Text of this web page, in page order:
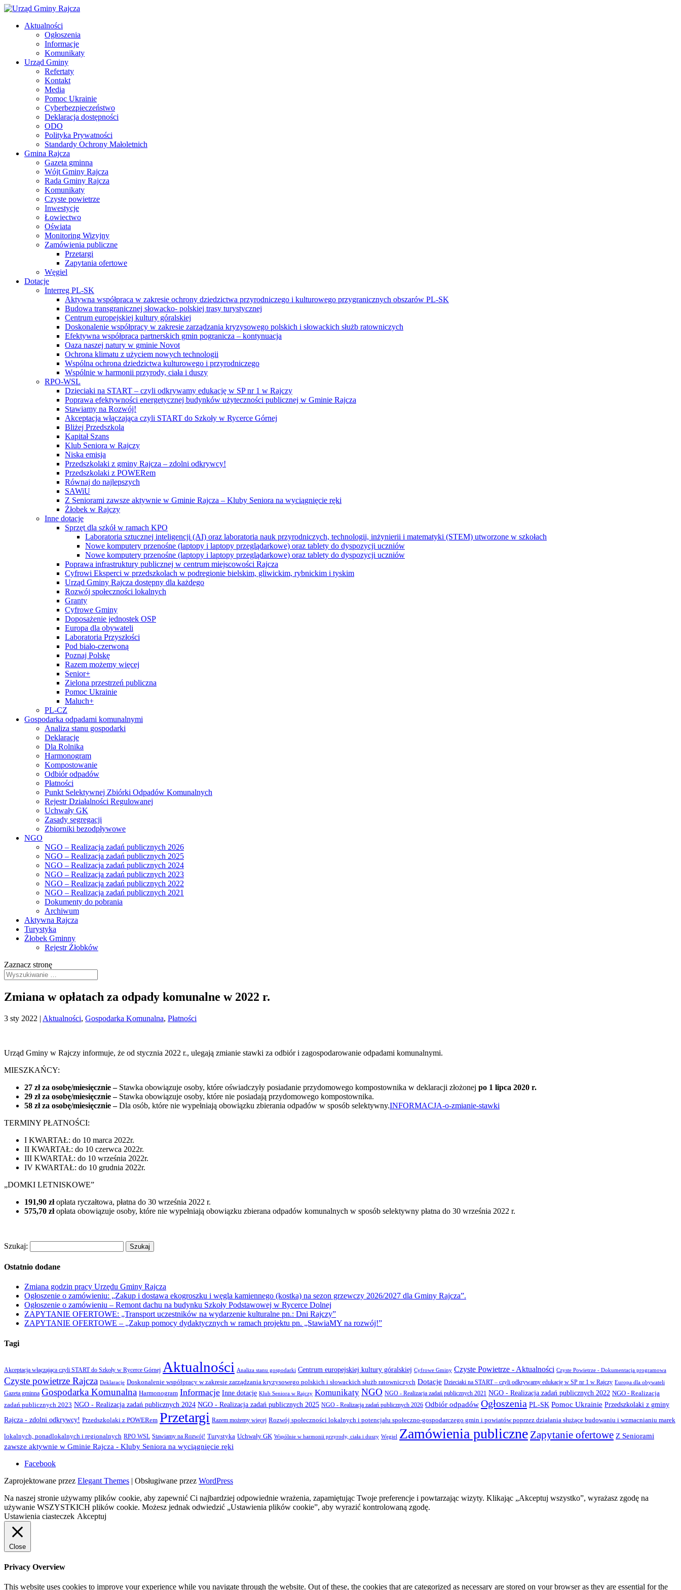
Aktualności
Ogłoszenia
Informacje
Komunikaty
Urząd Gminy
Refertaty
Kontakt
Media
Pomoc Ukrainie
Cyberbezpieczeństwo
Deklaracja dostępności
ODO
Polityka Prywatności
Standardy Ochrony Małoletnich
Gmina Rajcza
Gazeta gminna
Wójt Gminy Rajcza
Rada Gminy Rajcza
Komunikaty
Czyste powietrze
Inwestycje
Łowiectwo
Oświata
Monitoring Wizyjny
Zamówienia publiczne
Przetargi
Zapytania ofertowe
Węgiel
Dotacje
Interreg PL-SK
Aktywna współpraca w zakresie ochrony dziedzictwa przyrodniczego i kulturowego przygranicznych obszarów PL-SK
Budowa transgranicznej słowacko- polskiej trasy turystycznej
Centrum europejskiej kultury góralskiej
Doskonalenie współpracy w zakresie zarządzania kryzysowego polskich i słowackich służb ratowniczych
Efektywna współpraca partnerskich gmin pogranicza – kontynuacja
Oaza naszej natury w gminie Novot
Ochrona klimatu z użyciem nowych technologii
Wspólna ochrona dziedzictwa kulturowego i przyrodniczego
Wspólnie w harmonii przyrody, ciała i duszy
RPO-WSL
Dzieciaki na START – czyli odkrywamy edukację w SP nr 1 w Rajczy
Poprawa efektywności energetycznej budynków użyteczności publicznej w Gminie Rajcza
Stawiamy na Rozwój!
Akceptacja włączająca czyli START do Szkoły w Rycerce Górnej
Bliżej Przedszkola
Kapitał Szans
Klub Seniora w Rajczy
Niska emisja
Przedszkolaki z gminy Rajcza – zdolni odkrywcy!
Przedszkolaki z POWERem
Równaj do najlepszych
SAWiU
Z Seniorami zawsze aktywnie w Gminie Rajcza – Kluby Seniora na wyciągnięcie ręki
Żłobek w Rajczy
Inne dotacje
Sprzęt dla szkół w ramach KPO
Laboratoria sztucznej inteligencji (AI) oraz laboratoria nauk przyrodniczych, technologii, inżynierii i matematyki (STEM) utworzone w szkołach
Nowe komputery przenośne (laptopy i laptopy przeglądarkowe) oraz tablety do dyspozycji uczniów
Nowe komputery przenośne (laptopy i laptopy przeglądarkowe) oraz tablety do dyspozycji uczniów
Poprawa infrastruktury publicznej w centrum miejscowości Rajcza
Cyfrowi Eksperci w przedszkolach w podregionie bielskim, gliwickim, rybnickim i tyskim
Urząd Gminy Rajcza dostępny dla każdego
Rozwój społeczności lokalnych
Granty
Cyfrowe Gminy
Doposażenie jednostek OSP
Europa dla obywateli
Laboratoria Przyszłości
Pod biało-czerwoną
Poznaj Polskę
Razem możemy więcej
Senior+
Zielona przestrzeń publiczna
Pomoc Ukrainie
Maluch+
PL-CZ
Gospodarka odpadami komunalnymi
Analiza stanu gospodarki
Deklaracje
Dla Rolnika
Harmonogram
Kompostowanie
Odbiór odpadów
Płatności
Punkt Selektywnej Zbiórki Odpadów Komunalnych
Rejestr Działalności Regulowanej
Uchwały GK
Zasady segregacji
Zbiorniki bezodpływowe
NGO
NGO – Realizacja zadań publicznych 2026
NGO – Realizacja zadań publicznych 2025
NGO – Realizacja zadań publicznych 2024
NGO – Realizacja zadań publicznych 2023
NGO – Realizacja zadań publicznych 2022
NGO – Realizacja zadań publicznych 2021
Dokumenty do pobrania
Archiwum
Aktywna Rajcza
Turystyka
Żłobek Gminny
Rejestr Żłobków
Zaznacz stronę
Zmiana w opłatach za odpady komunalne w 2022 r.
3 sty 2022 | Aktualności, Gospodarka Komunalna, Płatności
Urząd Gminy w Rajczy informuje, że od stycznia 2022 r., ulegają zmianie stawki za odbiór i zagospodarowanie odpadami komunalnymi.
MIESZKAŃCY:
27 zł za osobę/miesięcznie – Stawka obowiązuje osoby, które oświadczyły posiadanie przydomowego kompostownika w deklaracji złożonej po 1 lipca 2020 r.
29 zł za osobę/miesięcznie – Stawka obowiązuje osoby, które nie posiadają przydomowego kompostownika.
58 zł za osobę/miesięcznie –Dla osób, które nie wypełniają obowiązku zbierania odpadów w sposób selektywny.INFORMACJA-o-zmianie-stawki
TERMINY PŁATNOŚCI:
I KWARTAŁ: do 10 marca 2022r.
II KWARTAŁ: do 10 czerwca 2022r.
III KWARTAŁ: do 10 września 2022r.
IV KWARTAŁ: do 10 grudnia 2022r.
„DOMKI LETNISKOWE”
191,90 złopłata ryczałtowa, płatna do 30 września 2022 r.
575,70 złopłata obowiązuje osoby, które nie wypełniają obowiązku zbierana odpadów komunalnych w sposób selektywny płatna do 30 września 2022 r.
Szukaj:
Ostatnio dodane
Zmiana godzin pracy Urzędu Gminy Rajcza
Ogłoszenie o zamówieniu: „Zakup i dostawa ekogroszku i węgla kamiennego (kostka) na sezon grzewczy 2026/2027 dla Gminy Rajcza”.
Ogłoszenie o zamówieniu – Remont dachu na budynku Szkoły Podstawowej w Rycerce Dolnej
ZAPYTANIE OFERTOWE: „Transport uczestników na wydarzenie kulturalne pn.: Dni Rajczy”
ZAPYTANIE OFERTOWE – „Zakup pomocy dydaktycznych w ramach projektu pn. „StawiaMY na rozwój!”
Tagi
Akceptacja włączająca czyli START do Szkoły w Rycerce Górnej Aktualności Analiza stanu gospodarki Centrum europejskiej kultury góralskiej Cyfrowe Gminy Czyste Powietrze - Aktualności Czyste Powietrze - Dokumentacja programowa
Czyste powietrze Rajcza Deklaracje Doskonalenie współpracy w zakresie zarządzania kryzysowego polskich i słowackich służb ratowniczych Dotacje Dzieciaki na START – czyli odkrywamy edukację w SP nr 1 w Rajczy Europa dla obywateli
Gazeta gminna Gospodarka Komunalna Harmonogram Informacje Inne dotacje Klub Seniora w Rajczy Komunikaty NGO NGO - Realizacja zadań publicznych 2021 NGO - Realizacja zadań publicznych 2022 NGO - Realizacja
zadań publicznych 2023 NGO - Realizacja zadań publicznych 2024 NGO - Realizacja zadań publicznych 2025 NGO - Realizacja zadań publicznych 2026 Odbiór odpadów Ogłoszenia PL-SK Pomoc Ukrainie Przedszkolaki z gminy
Rajcza - zdolni odkrywcy! Przedszkolaki z POWERem Przetargi Razem możemy więcej Rozwój społeczności lokalnych i potencjału społeczno-gospodarczego gmin i powiatów poprzez działania służące budowaniu i wzmacnianiu marek
lokalnych, ponadlokalnych i regionalnych RPO WSL Stawiamy na Rozwój! Turystyka Uchwały GK Wspólnie w harmonii przyrody, ciała i duszy Węgiel Zamówienia publiczne Zapytanie ofertowe Z Seniorami
zawsze aktywnie w Gminie Rajcza - Kluby Seniora na wyciągnięcie ręki
Facebook
Zaprojektowane przez Elegant Themes | Obsługiwane przez WordPress
Na naszej stronie używamy plików cookie, aby zapewnić Ci najbardziej odpowiednie wrażenia, zapamiętując Twoje preferencje i powtarzając wizyty. Klikając „Akceptuj wszystko”, wyrażasz zgodę na
używanie WSZYSTKICH plików cookie. Możesz jednak odwiedzić „Ustawienia plików cookie”, aby wyrazić kontrolowaną zgodę.
Ustawienia ciasteczek Akceptuj
Close
Privacy Overview
This website uses cookies to improve your experience while you navigate through the website. Out of these, the cookies that are categorized as necessary are stored on your browser as they are essential for the